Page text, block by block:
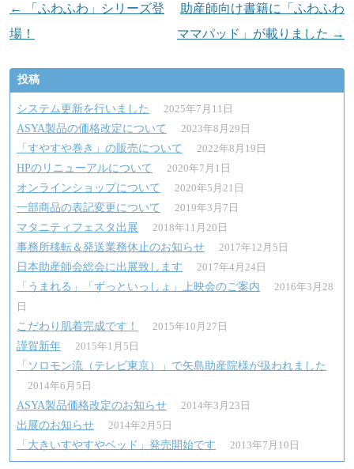
投
稿
ビ
ゲ
ー
ョ
ン
←
「ふわふわ」シリーズ登
場！
助産師向け書籍に「ふわふわ
ママパッド」が載りました →
投稿
システム更新を行いました 2025年7月11日
ASYA製品の価格改定について 2023年8月29日
「すやすや巻き」の販売について 2022年8月19日
HPのリニューアルについて 2020年7月1日
オンラインショップについて 2020年5月21日
一部商品の表記変更について 2019年3月7日
マタニティフェスタ出展 2018年11月20日
事務所移転＆発送業務休止のお知らせ 2017年12月5日
日本助産師会総会に出展致します 2017年4月24日
「うまれる」「ずっといっしょ」上映会のご案内
2016年3月28
日
こだわり肌着完成です！ 2015年10月27日
謹賀新年 2015年1月5日
「ソロモン流（テレビ東京）」で矢島助産院様が扱われました
2014年6月5日
ASYA製品価格改定のお知らせ 2014年3月23日
出展のお知らせ 2014年2月5日
「大きいすやすやベッド」発売開始です 2013年7月10日